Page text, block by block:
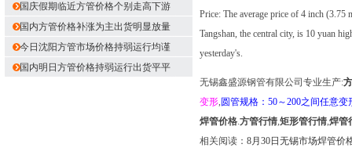
国庆假期临近方管价格个别走高下游
国内方管价格补涨为主出货明显放量
今日沈阳方管市场价格持弱运行均谨
国内明日方管价格持弱运行出货平平
Price: The average price of 4 inch
Tangshan, the central city, is 10 yuan
yesterday's.
无锡鑫盛源钢管有限公司专业生产:
变形, 圆管规格：50～200之间任意变
焊管价格.方管行情,矩形管行情,焊管
相关阅读： 8月30日无锡市场焊管价